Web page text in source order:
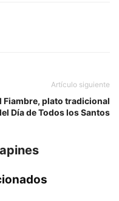
Artículo siguiente
Fiambre, plato tradicional
Día de Todos los Santos